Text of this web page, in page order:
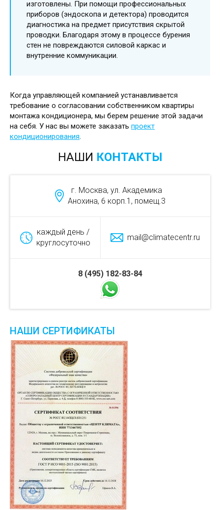
НАШИ СЕРТИФИКАТЫ
изготовлены. При помощи профессиональных
приборов (эндоскопа и детектора) проводится
диагностика на предмет присутствия скрытой
проводки. Благодаря этому в процессе бурения
стен не повреждаются силовой каркас и
внутренние коммуникации.
Когда управляющей компанией устанавливается
требование о согласовании собственником квартиры
монтажа кондиционера, мы берем решение этой задачи
на себя. У нас вы можете заказать проект
кондиционирования.
НАШИ КОНТАКТЫ
г. Москва, ул. Академика
Анохина, 6 корп.1, помещ.3
каждый день /
круглосуточно
mail@climatecentr.ru
8 (495) 182-83-84